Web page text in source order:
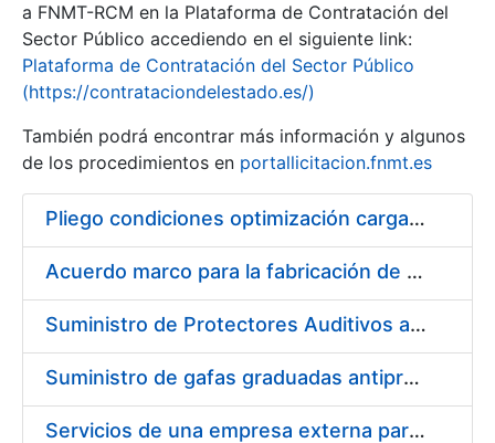
Show/Hide
a FNMT-RCM en la Plataforma de Contratación del
Sector Público accediendo en el siguiente link:
Plataforma de Contratación del Sector Público
(https://contrataciondelestado.es/)
También podrá encontrar más información y algunos
de los procedimientos en portallicitacion.fnmt.es
Pliego condiciones optimización cargas compras firmado
Acuerdo marco para la fabricación de piezas
Suministro de Protectores Auditivos a medida para las personas trabajadoras de los Centros de Trabajo de Madrid y Burgos
Suministro de gafas graduadas antiproyecciones para los trabajadores de la FNMT-RCM en los centros de trabajo de Madrid y Burgos
Servicios de una empresa externa para el asesoramiento y resolución de los recursos de alzada que se presentan relacionados con procesos de selección para la FNMT-RCM